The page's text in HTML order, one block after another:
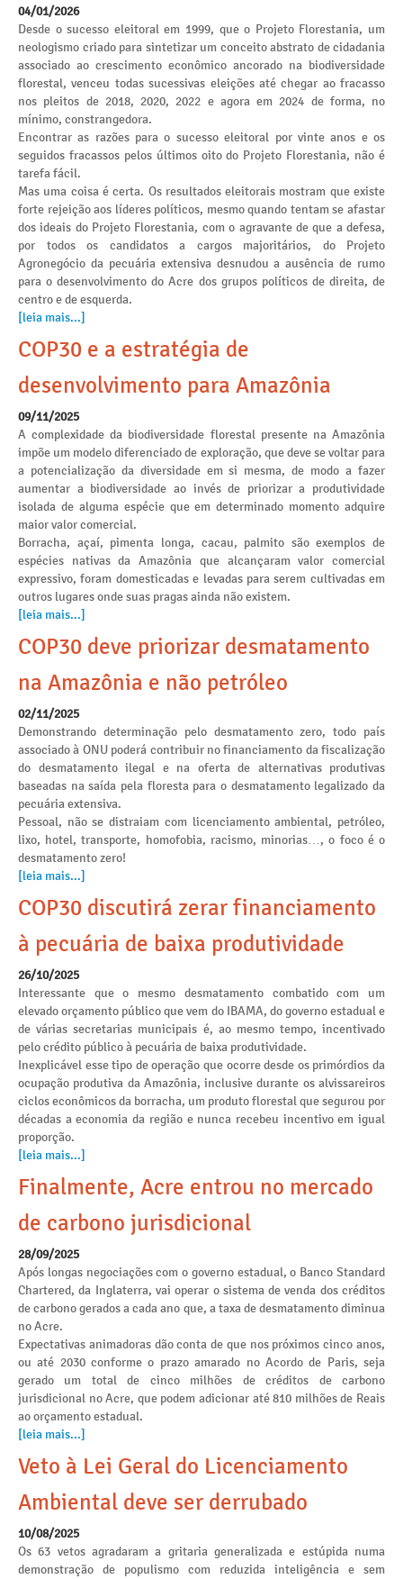
04/01/2026
Desde o sucesso eleitoral em 1999, que o Projeto Florestania, um
neologismo criado para sintetizar um conceito abstrato de cidadania
associado ao crescimento econômico ancorado na biodiversidade
florestal, venceu todas sucessivas eleições até chegar ao fracasso
nos pleitos de 2018, 2020, 2022 e agora em 2024 de forma, no
mínimo, constrangedora.
Encontrar as razões para o sucesso eleitoral por vinte anos e os
seguidos fracassos pelos últimos oito do Projeto Florestania, não é
tarefa fácil.
Mas uma coisa é certa. Os resultados eleitorais mostram que existe
forte rejeição aos líderes políticos, mesmo quando tentam se afastar
dos ideais do Projeto Florestania, com o agravante de que a defesa,
por todos os candidatos a cargos majoritários, do Projeto
Agronegócio da pecuária extensiva desnudou a ausência de rumo
para o desenvolvimento do Acre dos grupos políticos de direita, de
centro e de esquerda.
[leia mais...]
COP30 e a estratégia de
desenvolvimento para Amazônia
09/11/2025
A complexidade da biodiversidade florestal presente na Amazônia
impõe um modelo diferenciado de exploração, que deve se voltar para
a potencialização da diversidade em si mesma, de modo a fazer
aumentar a biodiversidade ao invés de priorizar a produtividade
isolada de alguma espécie que em determinado momento adquire
maior valor comercial.
Borracha, açaí, pimenta longa, cacau, palmito são exemplos de
espécies nativas da Amazônia que alcançaram valor comercial
expressivo, foram domesticadas e levadas para serem cultivadas em
outros lugares onde suas pragas ainda não existem.
[leia mais...]
COP30 deve priorizar desmatamento
na Amazônia e não petróleo
02/11/2025
Demonstrando determinação pelo desmatamento zero, todo país
associado à ONU poderá contribuir no financiamento da fiscalização
do desmatamento ilegal e na oferta de alternativas produtivas
baseadas na saída pela floresta para o desmatamento legalizado da
pecuária extensiva.
Pessoal, não se distraiam com licenciamento ambiental, petróleo,
lixo, hotel, transporte, homofobia, racismo, minorias…, o foco é o
desmatamento zero!
[leia mais...]
COP30 discutirá zerar financiamento
à pecuária de baixa produtividade
26/10/2025
Interessante que o mesmo desmatamento combatido com um
elevado orçamento público que vem do IBAMA, do governo estadual e
de várias secretarias municipais é, ao mesmo tempo, incentivado
pelo crédito público à pecuária de baixa produtividade.
Inexplicável esse tipo de operação que ocorre desde os primórdios da
ocupação produtiva da Amazônia, inclusive durante os alvissareiros
ciclos econômicos da borracha, um produto florestal que segurou por
décadas a economia da região e nunca recebeu incentivo em igual
proporção.
[leia mais...]
Finalmente, Acre entrou no mercado
de carbono jurisdicional
28/09/2025
Após longas negociações com o governo estadual, o Banco Standard
Chartered, da Inglaterra, vai operar o sistema de venda dos créditos
de carbono gerados a cada ano que, a taxa de desmatamento diminua
no Acre.
Expectativas animadoras dão conta de que nos próximos cinco anos,
ou até 2030 conforme o prazo amarado no Acordo de Paris, seja
gerado um total de cinco milhões de créditos de carbono
jurisdicional no Acre, que podem adicionar até 810 milhões de Reais
ao orçamento estadual.
[leia mais...]
Veto à Lei Geral do Licenciamento
Ambiental deve ser derrubado
10/08/2025
Os 63 vetos agradaram a gritaria generalizada e estúpida numa
demonstração de populismo com reduzida inteligência e sem